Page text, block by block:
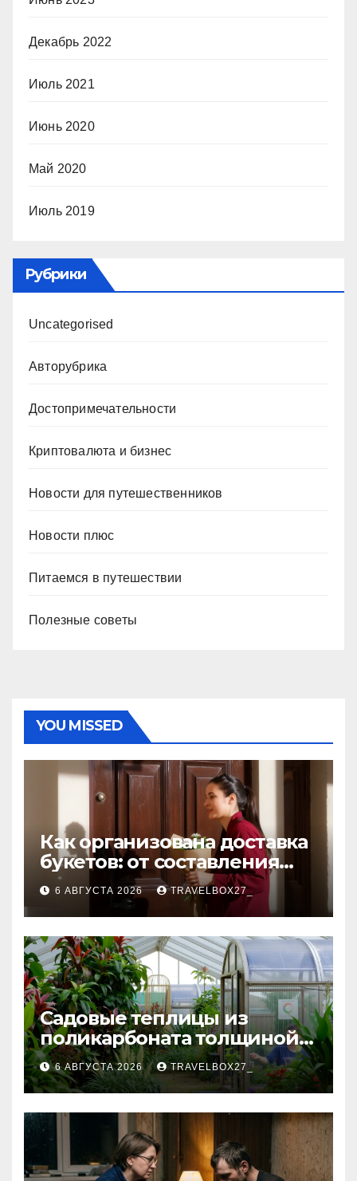
Декабрь 2022
Июль 2021
Июнь 2020
Май 2020
Июль 2019
Рубрики
Uncategorised
Авторубрика
Достопримечательности
Криптовалюта и бизнес
Новости для путешественников
Новости плюс
Питаемся в путешествии
Полезные советы
YOU MISSED
Как организована доставка
букетов: от составления
композиции до передачи
получателю
6 АВГУСТА 2026 TRAVELBOX27_
Садовые теплицы из
поликарбоната толщиной 4
и 6 мм
6 АВГУСТА 2026 TRAVELBOX27_